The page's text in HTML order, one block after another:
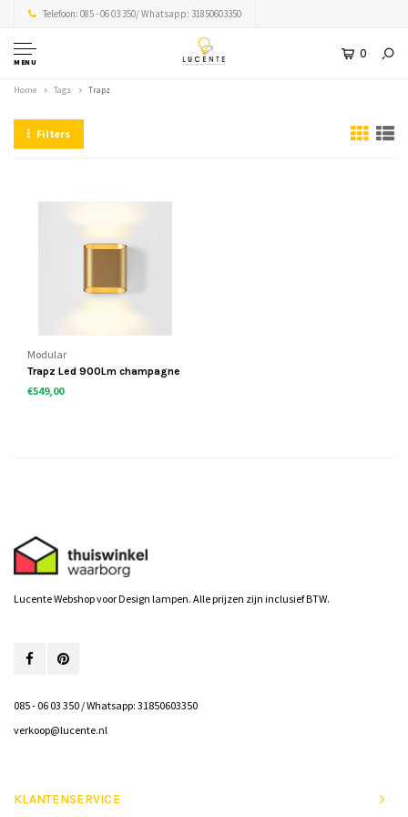
Telefoon: 085 - 06 03 350/ Whatsapp: 31850603350
MENU
0
Home Tags Trapz
Filters
Modular
Trapz Led 900Lm champagne
€549,00
Lucente Webshop voor Design lampen. Alle prijzen zijn inclusief BTW.
085 - 06 03 350 / Whatsapp: 31850603350
verkoop@lucente.nl
KLANTENSERVICE